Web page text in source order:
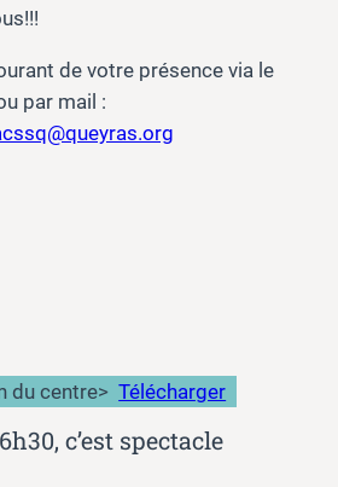
de votre présence via le
par mail :
du centre> Télécharger
c’est spectacle